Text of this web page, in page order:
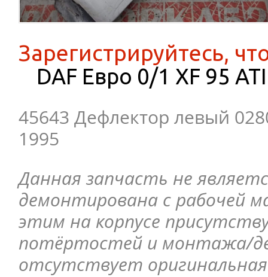
Зарегистрируйтесь,
DAF Евро 0/1 XF 95
45643 Дефлектор левый
1995
Данная запчасть не
демонтирована с рабочей
этим на корпусе
потёртостей и монтажа/
отсутствует оригинальная